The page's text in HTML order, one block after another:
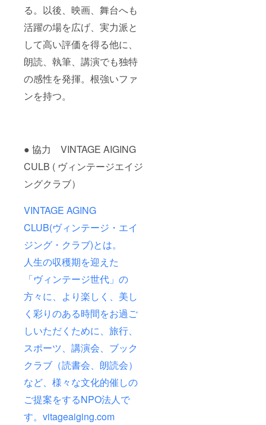
る。以後、映画、舞台へも
活躍の場を広げ、実力派と
して高い評価を得る他に、
朗読、執筆、講演でも独特
の感性を発揮。根強いファ
ンを持つ。
● 協力 VINTAGE AIGING
CULB ( ヴィンテージエイジ
ングクラブ）
VINTAGE AGING
CLUB(ヴィンテージ・エイ
ジング・クラブ)とは。
人生の収穫期を迎えた
「ヴィンテージ世代」の
方々に、より楽しく、美し
く彩りのある時間をお過ご
しいただくために、旅行、
スポーツ、講演会、ブック
クラブ（読書会、朗読会）
など、様々な文化的催しの
ご提案をするNPO法人で
す。vitageaiging.com